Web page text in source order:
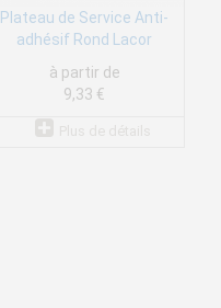
Plateau de Service Anti-
adhésif Rond Lacor
à partir de
9,33 €